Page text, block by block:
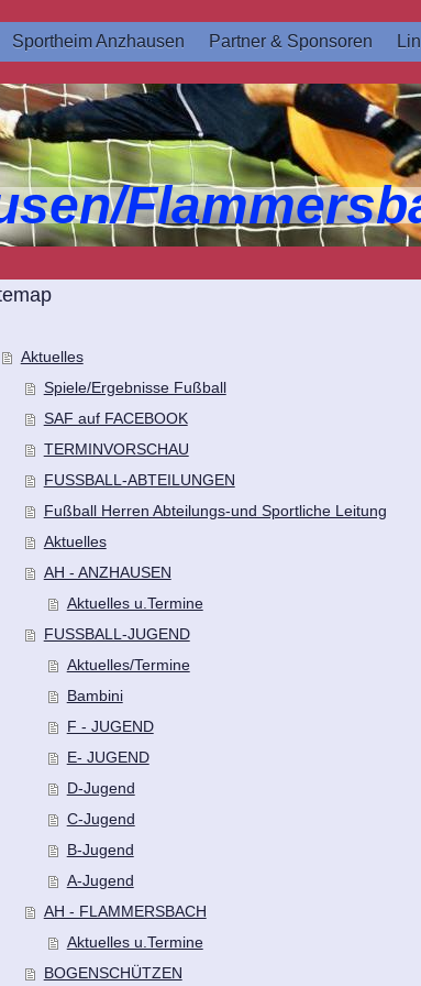
Sportheim Anzhausen Partner & Sponsoren
Aktuelles
Spiele/Ergebnisse Fußball
SAF auf FACEBOOK
TERMINVORSCHAU
FUSSBALL-ABTEILUNGEN
Fußball Herren Abteilungs-und Sportliche Leitung
Aktuelles
AH - ANZHAUSEN
Aktuelles u.Termine
FUSSBALL-JUGEND
Aktuelles/Termine
Bambini
F - JUGEND
E- JUGEND
D-Jugend
C-Jugend
B-Jugend
A-Jugend
AH - FLAMMERSBACH
Aktuelles u.Termine
BOGENSCHÜTZEN